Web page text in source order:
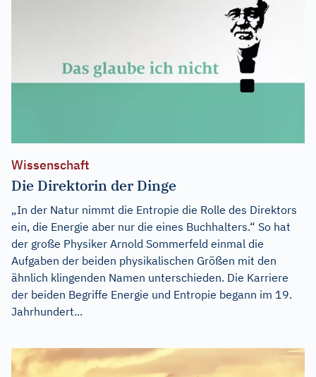
Wissenschaft
Die Direktorin der Dinge
„In der Natur nimmt die Entropie die Rolle des Direktors
ein, die Energie aber nur die eines Buchhalters.“ So hat
der große Physiker Arnold Sommerfeld einmal die
Aufgaben der beiden physikalischen Größen mit den
ähnlich klingenden Namen unterschieden. Die Karriere
der beiden Begriffe Energie und Entropie begann im 19.
Jahrhundert...